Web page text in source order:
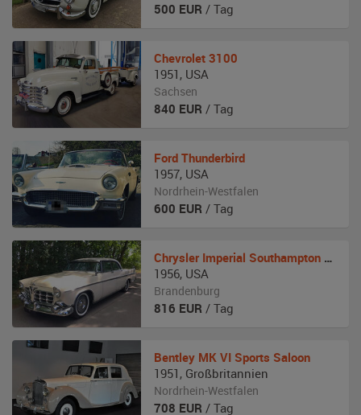
500 EUR / Tag
Chevrolet 3100
1951 , USA
Sachsen
840 EUR / Tag
Ford Thunderbird
1957, USA
Nordrhein-Westfalen
600 EUR / Tag
Chrysler Imperial Southampton C-73 4 Door Hardtop Coupé
1956, USA
Brandenburg
816 EUR / Tag
Bentley MK VI Sports Saloon
1951 , Großbritannien
Nordrhein-Westfalen
708 EUR / Tag